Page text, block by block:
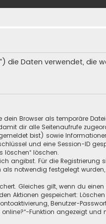
die Daten verwendet, die
dein Browser als temporäre
dir alle Seitenaufrufe
bist) sowie
und eine Session-ID
löschen“ löschen.
angibst. Für die Registrierung
als notwendig festgelegt
Gleiches gilt, wenn du
Aktionen gespeichert:
Benutzer-
online?“-Funktion angezeigt